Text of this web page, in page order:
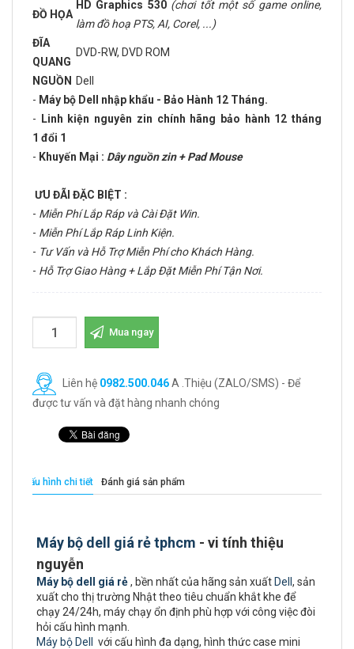
ĐỒ HỌA
HD Graphics 530 (chơi tốt một số game online,
làm đồ hoạ PTS, AI, Corel, ...)
ĐĨA
QUANG
DVD-RW, DVD ROM
NGUỒN
Dell
- Máy bộ Dell nhập khẩu - Bảo Hành 12 Tháng.
-
Linh kiện nguyên zin chính hãng bảo hành 12 tháng
1 đổi 1
- Khuyến Mại : Dây nguồn zin + Pad Mouse
ƯU ĐÃI ĐẶC BIỆT :
- Miễn Phí Lắp Ráp và Cài Đặt Win.
- Miễn Phí Lắp Ráp Linh Kiện.
- Tư Vấn và Hỗ Trợ Miễn Phí cho Khách Hàng.
- Hỗ Trợ Giao Hàng + Lắp Đặt Miễn Phí Tận Nơi.
Mua ngay
Liên hệ 0982.500.046A .Thiệu (ZALO/SMS) - Để
được tư vấn và đặt hàng nhanh chóng
Cấu hình chi tiết Đánh giá sản phẩm
Máy bộ dell giá rẻ tphcm - vi tính thiệu
nguyễn
Máy bộ dell giá rẻ, bền nhất của hãng sản xuất Dell , sản
xuất cho thị trường Nhật theo tiêu chuẩn khắt khe để
chạy 24/24h, máy chạy ổn định phù hợp với công việc đòi
hỏi cấu hình mạnh.
Máy bộ Dell
với cấu hình đa dạng, hình thức case mini